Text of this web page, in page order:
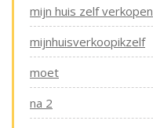
mijn huis zelf verkopen
mijnhuisverkoopikzelf
moet
na 2